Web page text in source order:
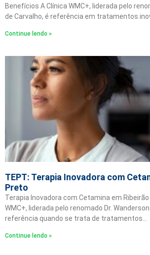
Benefícios A Clínica WMC+, liderada pelo
de Carvalho, é referência em tratamentos
Continue lendo »
TEPT: Terapia Inovadora com
Preto
Terapia Inovadora com Cetamina em
WMC+, liderada pelo renomado Dr.
referência quando se trata de tratamentos…
Continue lendo »